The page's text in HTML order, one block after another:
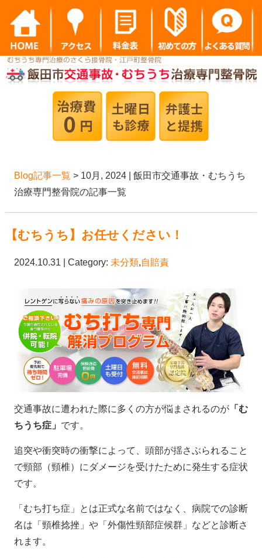
Blog記事一覧 > 10月, 2024 | 飯田市交通事故・むちうち
治療専門整骨院の記事一覧
【むちうち】お任せください！
2024.10.31 | Category: 未分類,自賠責
交通事故に遭われた際に多くの方が悩まされるのが「む
ちうち症」 です。
追突や衝突時の衝撃によって、頭部が揺さぶられること
で頸部（頸椎）にダメージを受けたために発生する症状
です。
「むち打ち症」とは正式な名前ではなく、病院での診断
名は「頸椎捻挫」や「外傷性頸部症候群」などと診断さ
れます。